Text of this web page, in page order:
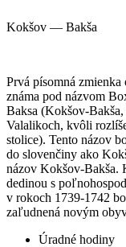
Kokšov — Bakša
Prvá písomná
známa pod názvom
Baksa (Kokšov-
Valalikoch, kvôli
stolice). Tento názov
do slovenčiny ako
názov Kokšov-Bakša.
dedinou s
v rokoch 1739-1742
zaľudnená novým
Úradné hodiny